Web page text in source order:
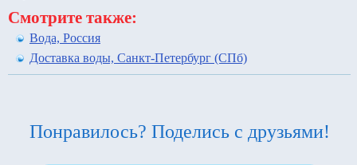
Смотрите также:
Вода, Россия
Доставка воды, Санкт-Петербург (СПб)
Понравилось? Поделись с друзьями!